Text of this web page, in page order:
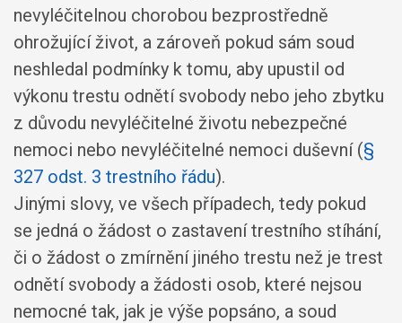
nevyléčitelnou chorobou bezprostředně
ohrožující život, a zároveň pokud sám soud
neshledal podmínky k tomu, aby upustil od
výkonu trestu odnětí svobody nebo jeho zbytku
z důvodu nevyléčitelné životu nebezpečné
nemoci nebo nevyléčitelné nemoci duševní (§
327 odst. 3 trestního řádu).
Jinými slovy, ve všech případech, tedy pokud
se jedná o žádost o zastavení trestního stíhání,
či o žádost o zmírnění jiného trestu než je trest
odnětí svobody a žádosti osob, které nejsou
nemocné tak, jak je výše popsáno, a soud